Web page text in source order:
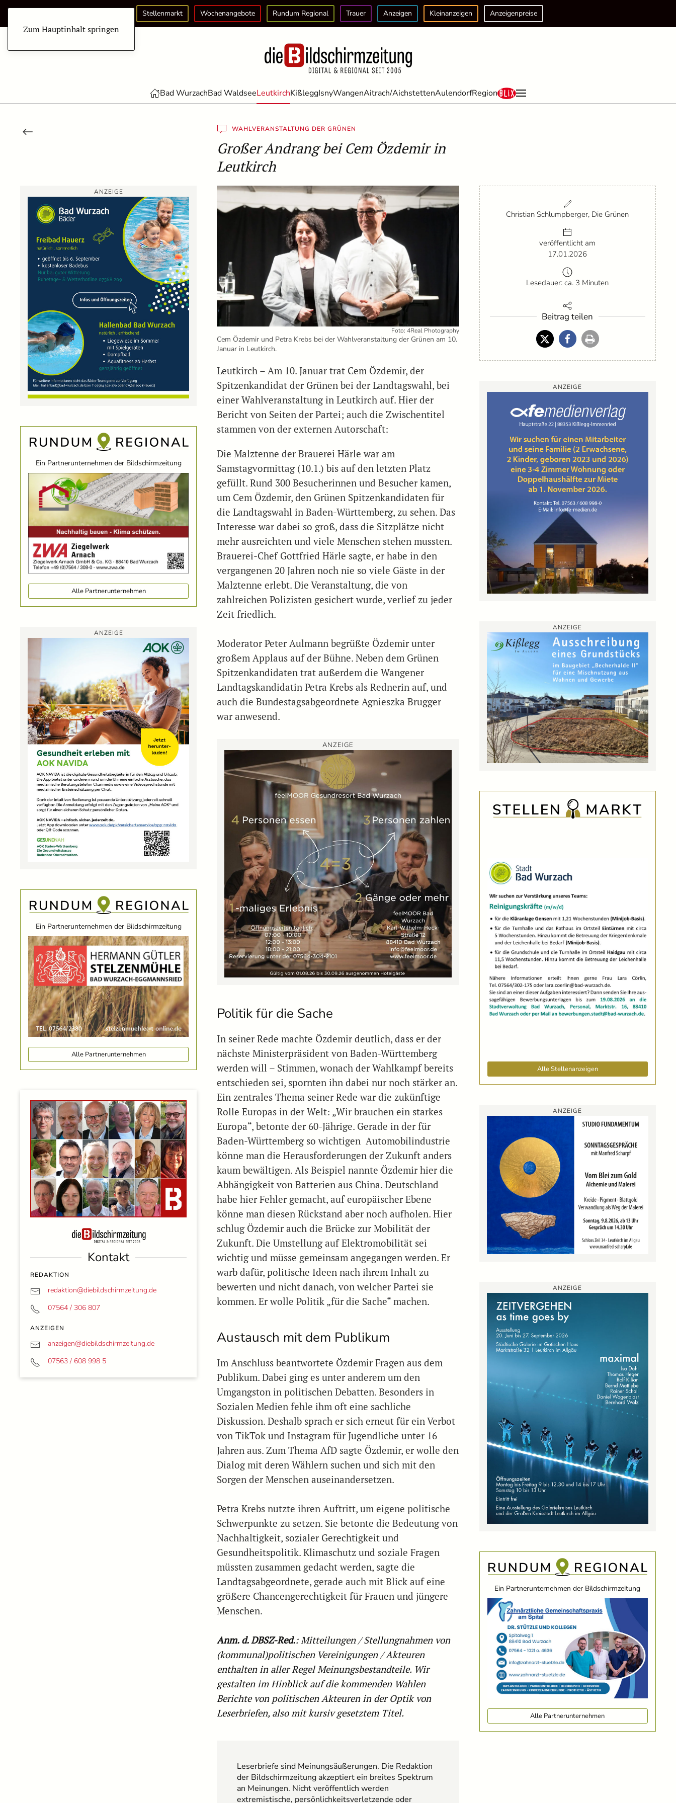
Zum Hauptinhalt springen
Stellenmarkt Wochenangebote Rundum Regional Trauer Anzeigen Kleinanzeigen Anzeigenpreise
Bad WurzachBad WaldseeLeutkirchKißleggIsnyWangenAitrach/AichstettenAulendorfRegion
WAHLVERANSTALTUNG DER GRÜNEN
Großer Andrang bei Cem Özdemir in
Leutkirch
ANZEIGE
Ein Partnerunternehmen der Bildschirmzeitung
Alle Partnerunternehmen
ANZEIGE
Ein Partnerunternehmen der Bildschirmzeitung
Alle Partnerunternehmen
Kontakt
REDAKTION
redaktion@diebildschirmzeitung.de
07564 / 306 807
ANZEIGEN
anzeigen@diebildschirmzeitung.de
07563 / 608 998 5
Foto: 4Real Photography
Cem Özdemir und Petra Krebs bei der Wahlveranstaltung der Grünen am 10.
Januar in Leutkirch.
Leutkirch – Am 10. Januar trat Cem Özdemir, der
Spitzenkandidat der Grünen bei der Landtagswahl, bei
einer Wahlveranstaltung in Leutkirch auf. Hier der
Bericht von Seiten der Partei; auch die Zwischentitel
stammen von der externen Autorschaft:
Die Malztenne der Brauerei Härle war am
Samstagvormittag (10.1.) bis auf den letzten Platz
gefüllt. Rund 300 Besucherinnen und Besucher kamen,
um Cem Özdemir, den Grünen Spitzenkandidaten für
die Landtagswahl in Baden-Württemberg, zu sehen. Das
Interesse war dabei so groß, dass die Sitzplätze nicht
mehr ausreichten und viele Menschen stehen mussten.
Brauerei-Chef Gottfried Härle sagte, er habe in den
vergangenen 20 Jahren noch nie so viele Gäste in der
Malztenne erlebt. Die Veranstaltung, die von
zahlreichen Polizisten gesichert wurde, verlief zu jeder
Zeit friedlich.
Moderator Peter Aulmann begrüßte Özdemir unter
großem Applaus auf der Bühne. Neben dem Grünen
Spitzenkandidaten trat außerdem die Wangener
Landtagskandidatin Petra Krebs als Rednerin auf, und
auch die Bundestagsabgeordnete Agnieszka Brugger
war anwesend.
ANZEIGE
Politik für die Sache
In seiner Rede machte Özdemir deutlich, dass er der
nächste Ministerpräsident von Baden-Württemberg
werden will – Stimmen, wonach der Wahlkampf bereits
entschieden sei, spornten ihn dabei nur noch stärker an.
Ein zentrales Thema seiner Rede war die zukünftige
Rolle Europas in der Welt: „Wir brauchen ein starkes
Europa“, betonte der 60-Jährige. Gerade in der für
Baden-Württemberg so wichtigen Automobilindustrie
könne man die Herausforderungen der Zukunft anders
kaum bewältigen. Als Beispiel nannte Özdemir hier die
Abhängigkeit von Batterien aus China. Deutschland
habe hier Fehler gemacht, auf europäischer Ebene
könne man diesen Rückstand aber noch aufholen. Hier
schlug Özdemir auch die Brücke zur Mobilität der
Zukunft. Die Umstellung auf Elektromobilität sei
wichtig und müsse gemeinsam angegangen werden. Er
warb dafür, politische Ideen nach ihrem Inhalt zu
bewerten und nicht danach, von welcher Partei sie
kommen. Er wolle Politik „für die Sache“ machen.
Austausch mit dem Publikum
Im Anschluss beantwortete Özdemir Fragen aus dem
Publikum. Dabei ging es unter anderem um den
Umgangston in politischen Debatten. Besonders in
Sozialen Medien fehle ihm oft eine sachliche
Diskussion. Deshalb sprach er sich erneut für ein Verbot
von TikTok und Instagram für Jugendliche unter 16
Jahren aus. Zum Thema AfD sagte Özdemir, er wolle den
Dialog mit deren Wählern suchen und sich mit den
Sorgen der Menschen auseinandersetzen.
Petra Krebs nutzte ihren Auftritt, um eigene politische
Schwerpunkte zu setzen. Sie betonte die Bedeutung von
Nachhaltigkeit, sozialer Gerechtigkeit und
Gesundheitspolitik. Klimaschutz und soziale Fragen
müssten zusammen gedacht werden, sagte die
Landtagsabgeordnete, gerade auch mit Blick auf eine
größere Chancengerechtigkeit für Frauen und jüngere
Menschen.
Anm. d. DBSZ-Red.: Mitteilungen / Stellungnahmen von
(kommunal)politischen Vereinigungen / Akteuren
enthalten in aller Regel Meinungsbestandteile. Wir
gestalten im Hinblick auf die kommenden Wahlen
Berichte von politischen Akteuren in der Optik von
Leserbriefen, also mit kursiv gesetztem Titel.
Leserbriefe sind Meinungsäußerungen. Die Redaktion
der Bildschirmzeitung akzeptiert ein breites Spektrum
an Meinungen. Nicht veröffentlich werden
extremistische, persönlichkeitsverletzende oder
Christian Schlumpberger, Die Grünen
veröffentlicht am
17.01.2026
Lesedauer: ca. 3 Minuten
Beitrag teilen
ANZEIGE
ANZEIGE
Alle Stellenanzeigen
ANZEIGE
ANZEIGE
Ein Partnerunternehmen der Bildschirmzeitung
Alle Partnerunternehmen